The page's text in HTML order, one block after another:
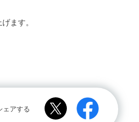
ます。
ェアする